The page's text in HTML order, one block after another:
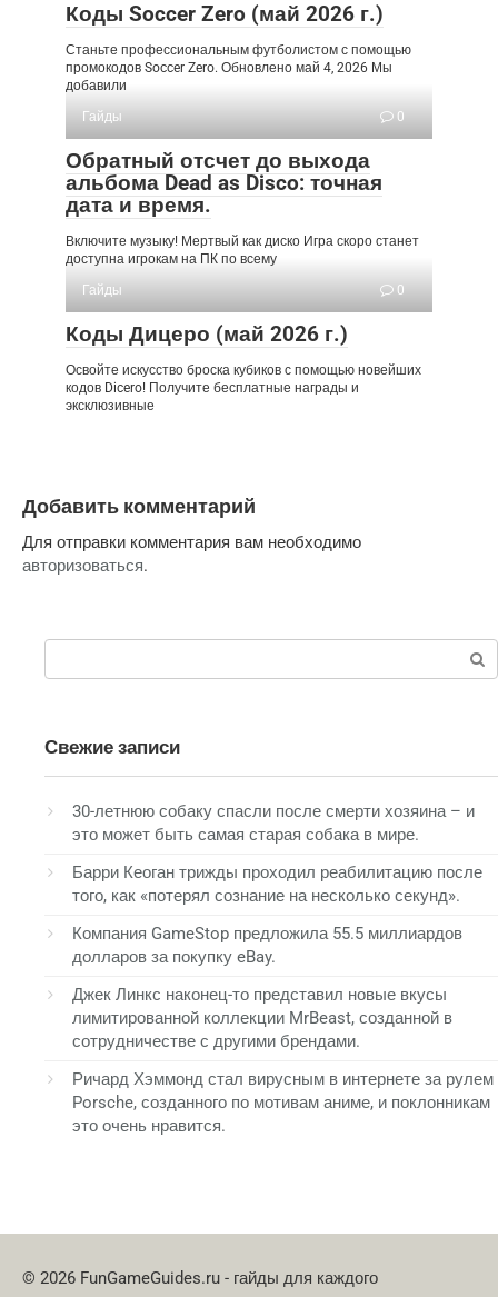
Коды Soccer Zero (май 2026 г.)
Станьте профессиональным футболистом с помощью
промокодов Soccer Zero. Обновлено май 4, 2026 Мы
добавили
Гайды
0
Обратный отсчет до выхода
альбома Dead as Disco: точная
дата и время.
Включите музыку! Мертвый как диско Игра скоро станет
доступна игрокам на ПК по всему
Гайды
0
Коды Дицеро (май 2026 г.)
Освойте искусство броска кубиков с помощью новейших
кодов Dicero! Получите бесплатные награды и
эксклюзивные
Добавить комментарий
Для отправки комментария вам необходимо
авторизоваться.
Свежие записи
30-летнюю собаку спасли после смерти хозяина – и
это может быть самая старая собака в мире.
Барри Кеоган трижды проходил реабилитацию после
того, как «потерял сознание на несколько секунд».
Компания GameStop предложила 55.5 миллиардов
долларов за покупку eBay.
Джек Линкс наконец-то представил новые вкусы
лимитированной коллекции MrBeast, созданной в
сотрудничестве с другими брендами.
Ричард Хэммонд стал вирусным в интернете за рулем
Porsche, созданного по мотивам аниме, и поклонникам
это очень нравится.
© 2026 FunGameGuides.ru - гайды для каждого